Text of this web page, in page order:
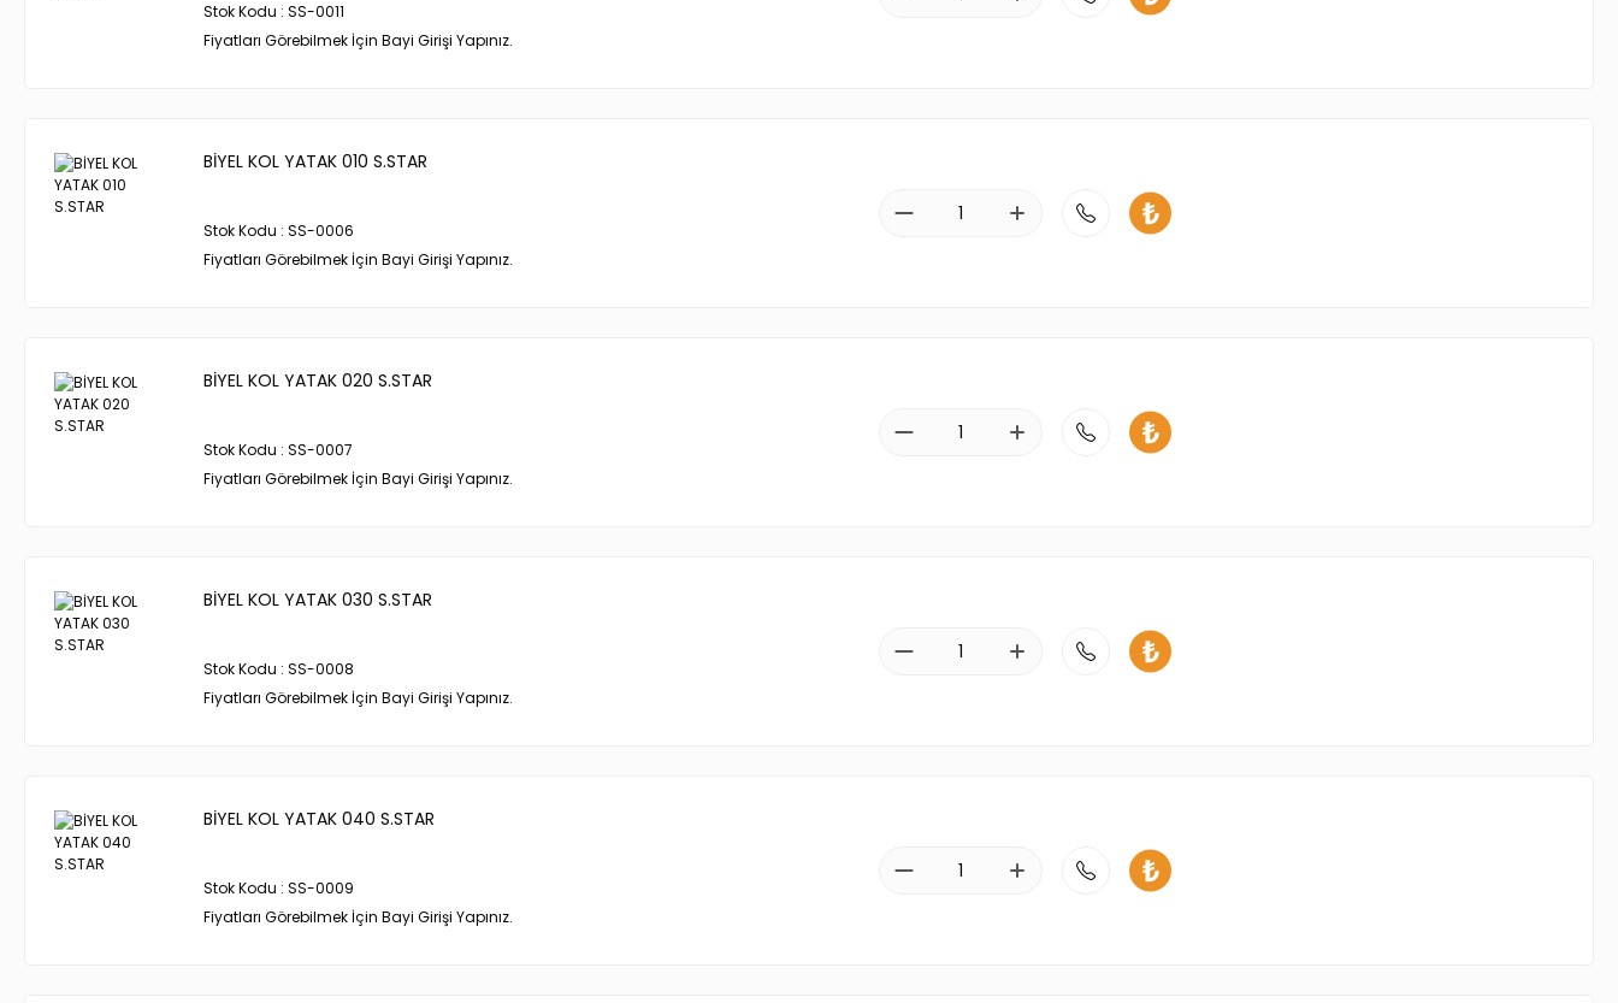
Stok Kodu : SS-0011
Fiyatları Görebilmek İçin Bayi Girişi Yapınız.
BİYEL KOL YATAK 010 S.STAR
Stok Kodu : SS-0006
Fiyatları Görebilmek İçin Bayi Girişi Yapınız.
BİYEL KOL YATAK 020 S.STAR
Stok Kodu : SS-0007
Fiyatları Görebilmek İçin Bayi Girişi Yapınız.
BİYEL KOL YATAK 030 S.STAR
Stok Kodu : SS-0008
Fiyatları Görebilmek İçin Bayi Girişi Yapınız.
BİYEL KOL YATAK 040 S.STAR
Stok Kodu : SS-0009
Fiyatları Görebilmek İçin Bayi Girişi Yapınız.